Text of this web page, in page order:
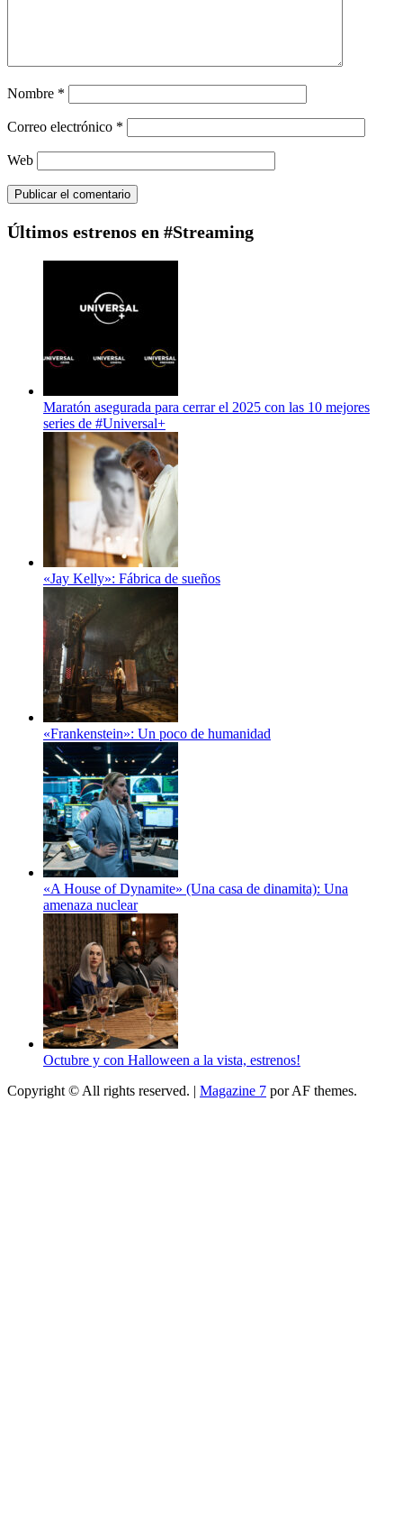
Nombre *
Correo electrónico *
Web
Últimos estrenos en #Streaming
Maratón asegurada para cerrar el 2025 con las 10 mejores
series de #Universal+
«Jay Kelly»: Fábrica de sueños
«Frankenstein»: Un poco de humanidad
«A House of Dynamite» (Una casa de dinamita): Una
amenaza nuclear
Octubre y con Halloween a la vista, estrenos!
Copyright © All rights reserved. | Magazine 7 por AF themes.